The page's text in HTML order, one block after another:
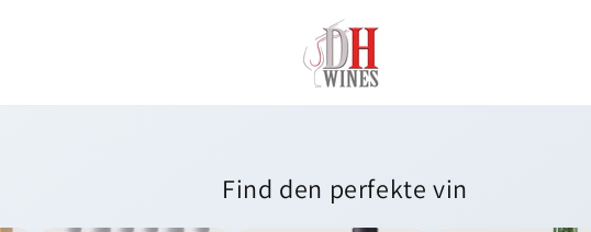
Find den perfekte vin